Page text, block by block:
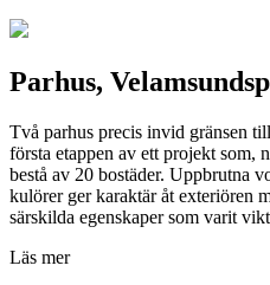
Parhus,
Två parhus precis invid gränsen
första etappen av ett projekt som,
bestå av 20 bostäder. Uppbrutna
kulörer ger karaktär åt exteriören
särskilda egenskaper som varit
Läs mer